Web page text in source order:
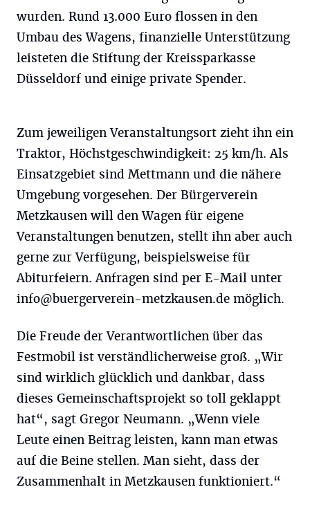
wurden. Rund 13.000 Euro flossen in den
Umbau des Wagens, finanzielle Unterstützung
leisteten die Stiftung der Kreissparkasse
Düsseldorf und einige private Spender.
Zum jeweiligen Veranstaltungsort zieht ihn ein
Traktor, Höchstgeschwindigkeit: 25 km/h. Als
Einsatzgebiet sind Mettmann und die nähere
Umgebung vorgesehen. Der Bürgerverein
Metzkausen will den Wagen für eigene
Veranstaltungen benutzen, stellt ihn aber auch
gerne zur Verfügung, beispielsweise für
Abiturfeiern. Anfragen sind per E-Mail unter
info@buergerverein-metzkausen.de möglich.
Die Freude der Verantwortlichen über das
Festmobil ist verständlicherweise groß. „Wir
sind wirklich glücklich und dankbar, dass
dieses Gemeinschaftsprojekt so toll geklappt
hat“, sagt Gregor Neumann. „Wenn viele
Leute einen Beitrag leisten, kann man etwas
auf die Beine stellen. Man sieht, dass der
Zusammenhalt in Metzkausen funktioniert.“